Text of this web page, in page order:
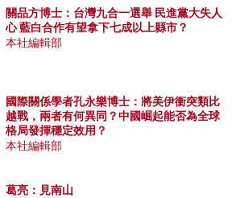
關品方博士：台灣九合一選舉 民進黨大失人
心 藍白合作有望拿下七成以上縣市？
本社編輯部
國際關係學者孔永樂博士：將美伊衝突類比
越戰，兩者有何異同？中國崛起能否為全球
格局發揮穩定效用？
本社編輯部
葛亮：見南山